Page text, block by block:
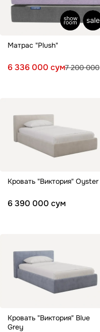
Матрас "Plush"
6 336 000 сум7 200 000
Кровать "Виктория" Oyster
6 390 000 сум
Кровать "Виктория" Blue
Grey